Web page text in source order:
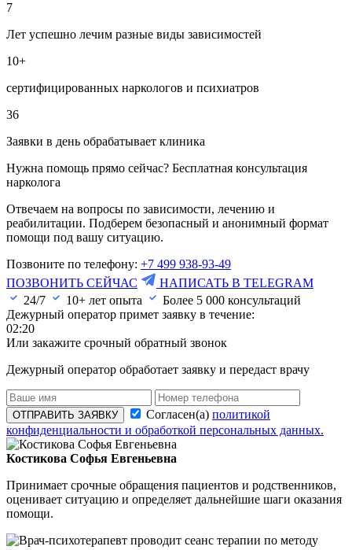
7
Лет успешно лечим разные виды зависимостей
10+
сертифицированных наркологов и психиатров
36
Заявки в день обрабатывает клиника
Нужна помощь прямо сейчас? Бесплатная консультация
нарколога
Отвечаем на вопросы по зависимости, лечению и
реабилитации. Подберем безопасный и анонимный формат
помощи под вашу ситуацию.
Позвоните по телефону: +7 499 938-93-49
ПОЗВОНИТЬ СЕЙЧАС
НАПИСАТЬ В TELEGRAM
24/7
10+ лет опыта Более 5 000 консультаций
Дежурный оператор примет заявку в течение:
02:20
Или закажите срочный обратный звонок
Дежурный оператор обработает заявку и передаст врачу
ОТПРАВИТЬ ЗАЯВКУ Согласен(а) политикой
конфиденциальности и обработкой персональных данных.
Костикова Софья Евгеньевна
Принимает срочные обращения пациентов и родственников,
оценивает ситуацию и определяет дальнейшие шаги оказания
помощи.